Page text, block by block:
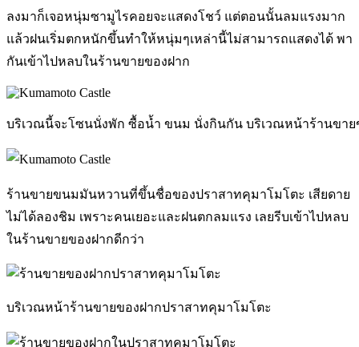
ลงมาก็เจอหนุ่มซามูไรคอยจะแสดงโชว์ แต่ตอนนั้นลมแรงมาก
แล้วฝนเริ่มตกหนักขึ้นทำให้หนุ่มๆเหล่านี้ไม่สามารถแสดงได้ พา
กันเข้าไปหลบในร้านขายของฝาก
บริเวณนี้จะโซนนั่งพัก ซื้อน้ำ ขนม นั่งกินกัน บริเวณหน้าร้านขาย
ร้านขายขนมมันหวานที่ขึ้นชื่อของปราสาทคุมาโมโตะ เสียดาย
ไม่ได้ลองชิม เพราะคนเยอะและฝนตกลมแรง เลยรีบเข้าไปหลบ
ในร้านขายของฝากดีกว่า
บริเวณหน้าร้านขายของฝากปราสาทคุมาโมโตะ